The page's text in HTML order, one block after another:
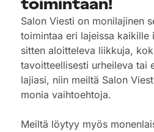
toimintaan!
Salon Viesti on monilajinen
toimintaa eri lajeissa kaikille
sitten aloitteleva liikkuja,
tavoitteellisesti urheileva tai
lajiasi, niin meiltä Salon
monia vaihtoehtoja.
Meiltä löytyy myös